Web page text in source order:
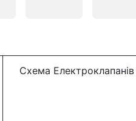
Схема Електроклапанів